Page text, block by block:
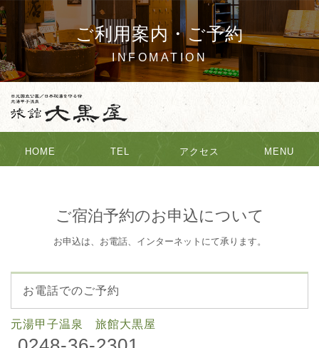
ご利用案内・ご予約
INFOMATION
HOME TEL アクセス MENU
ご宿泊予約のお申込について
お申込は、お電話、インターネットにて承ります。
お電話でのご予約
元湯甲子温泉 旅館大黒屋